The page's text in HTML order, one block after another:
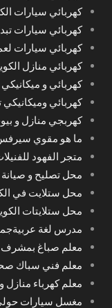
كهربائي سيارات الكويت
كهربائي سيارات
كهربائي سيارات
كهربائي منازل الكويت
كهربائي و ميكانيكي
كهربائي
كهربجي منازل و
ما هو مقوي
متجر الفهود
محل تصليح و صيانة
محل ستلايت في
محل ستلايتات
مدرس لغة
معلم صباغ
معلم فني سباك
معلم كهرباء منازل
مغسل سيارات